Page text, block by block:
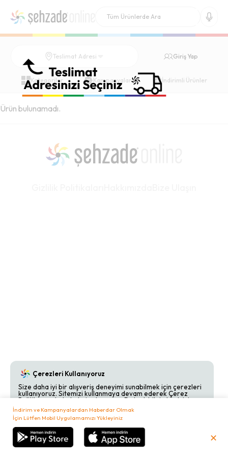
İndirim ve Kampanyalardan Haberdar Olmak
İçin Lütfen Mobil Uygulamamızı Yükleyiniz
✕
Sepetim 0,00
Teslimat Adresi Giriş Yap
Kategoriler Kampanyalar İndirimli Ürünler
Ürün bulunamadı.
Çerezleri Kullanıyoruz
Size daha iyi bir alışveriş deneyimi sunabilmek için çerezleri
kullanıyoruz. Sitemizi kullanmaya devam ederek Çerez
Politikamızı kabul etmiş olursunuz. Detaylı bilgi almak için
Çerez Politikamızı
inceleyebilirsiniz.
Kabul Et